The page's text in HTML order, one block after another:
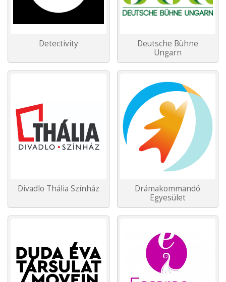
Detectivity
Deutsche Bühne
Ungarn
Divadlo Thália Színház
Drámakommandó
Egyesület